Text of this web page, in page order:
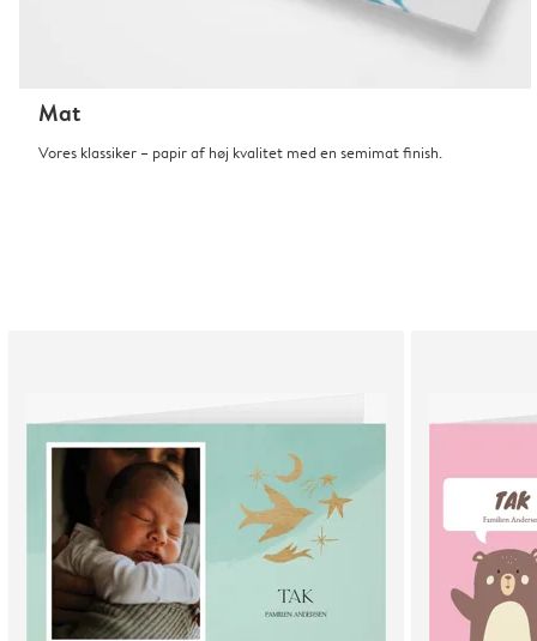
Mat
Vores klassiker – papir af høj kvalitet med en semimat finish.